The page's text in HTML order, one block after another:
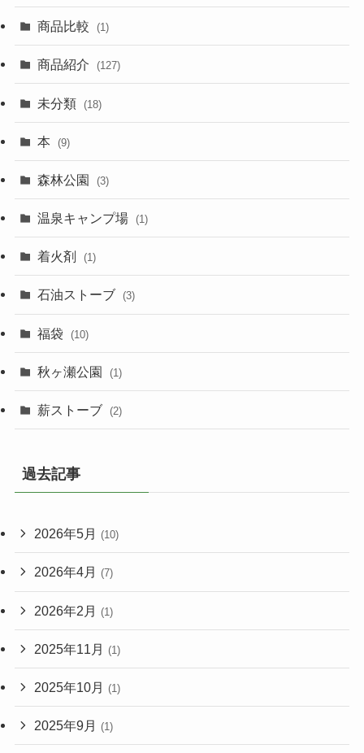
商品比較 (1)
商品紹介 (127)
未分類 (18)
本 (9)
森林公園 (3)
温泉キャンプ場 (1)
着火剤 (1)
石油ストーブ (3)
福袋 (10)
秋ヶ瀬公園 (1)
薪ストーブ (2)
過去記事
2026年5月 (10)
2026年4月 (7)
2026年2月 (1)
2025年11月 (1)
2025年10月 (1)
2025年9月 (1)